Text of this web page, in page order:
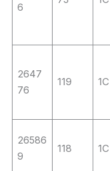
6
2647
76
119 1C
26586
9
118 1C